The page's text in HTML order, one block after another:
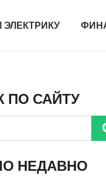
ПО САЙТУ
НЕДАВНО